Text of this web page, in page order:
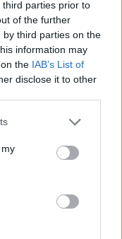
parties prior to
of the further
third parties on the
information may
the IAB’s List of
disclose it to other
εργαστήρια στο
στη Βατούσα
την